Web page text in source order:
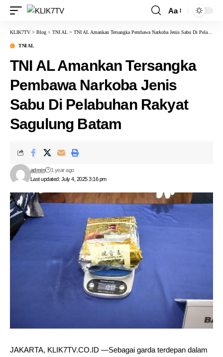
Aa
KLIK7TV > Blog > TNI AL > TNI AL Amankan Tersangka Pembawa Narkoba Jenis Sabu Di Pelabuhan Rakyat Sagulung Batam
TNI AL
TNI AL Amankan Tersangka
Pembawa Narkoba Jenis
Sabu Di Pelabuhan Rakyat
Sagulung Batam
Last updated: July 4, 2025 3:16 pm
admin 1 year ago
JAKARTA, KLIK7TV.CO.ID —Sebagai garda terdepan dalam